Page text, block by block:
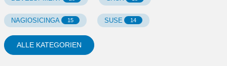
NAGIOSICINGA 15 SUSE 14
ALLE KATEGORIEN